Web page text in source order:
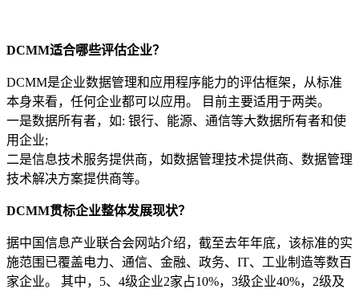
DCMM适合哪些评估企业？
DCMM是企业数据管理和应用程序能力的评估框架，从标准
本身来看，任何企业都可以应用。 目前主要适用于两类。
一是数据所有者，如: 银行、能源、通信等大数据所有者和使
用企业;
二是信息技术服务提供商，如数据管理技术提供商、数据管理
技术解决方案提供商等。
DCMM贯标企业整体发展现状？
据中国信息产业联合会网站介绍，截至去年年底，该标准的实
施范围已覆盖电力、通信、金融、政务、IT、工业制造等数百
家企业。 其中，5、4级企业2家占10%，3级企业40%，2级及